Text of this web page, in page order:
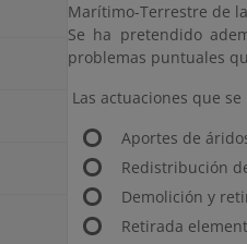
Marítimo-Terrestre de
Se ha pretendido
problemas puntuales
Las actuaciones que
Aportes de
Redistribución
Demolición y
Retirada